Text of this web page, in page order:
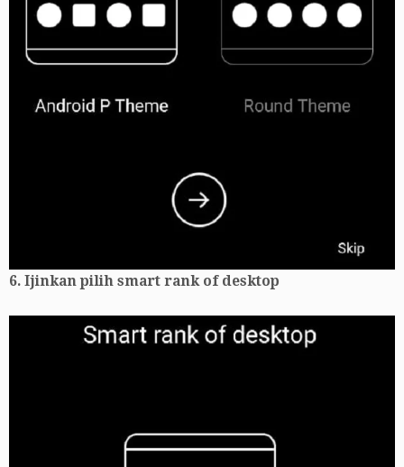
6. Ijinkan pilih smart rank of desktop